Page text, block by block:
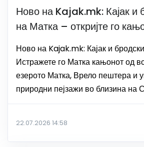
Ново на Kajak.mk: Кајак и
на Матка – откријте го
Ново на Kajak.mk: Кајак и
Истражете го Матка кањонот од
езерото Матка, Врело пештера и
природни пејзажи во близина на
22.07.2026 14:58